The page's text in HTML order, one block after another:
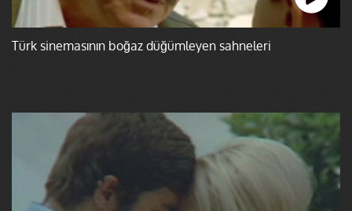
Türk sinemasının boğaz düğümleyen sahneleri